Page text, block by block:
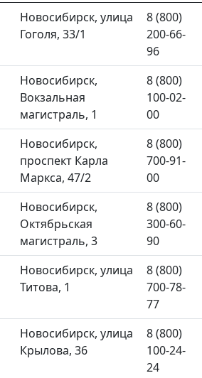
Новосибирск, улица
Гоголя, 33/1
8 (800)
200-66-
96
Новосибирск,
Вокзальная
магистраль, 1
8 (800)
100-02-
00
Новосибирск,
проспект Карла
Маркса, 47/2
8 (800)
700-91-
00
Новосибирск,
Октябрьская
магистраль, 3
8 (800)
300-60-
90
Новосибирск, улица
Титова, 1
8 (800)
700-78-
77
Новосибирск, улица
Крылова, 36
8 (800)
100-24-
24